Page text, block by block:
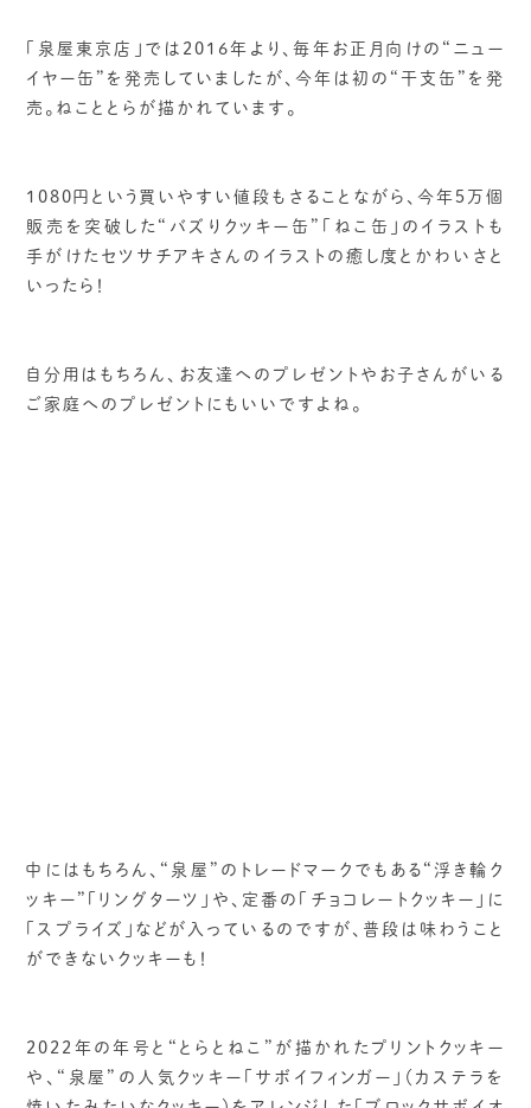
「泉屋東京店」では2016年より、毎年お正月向けの“ニュー
イヤー缶”を発売していましたが、今年は初の“干支缶”を発
売。ねこととらが描かれています。
1080円という買いやすい値段もさることながら、今年５万個
販売を突破した“バズりクッキー缶”「ねこ缶」のイラストも
手がけたセツサチアキさんのイラストの癒し度とかわいさと
いったら！
自分用はもちろん、お友達へのプレゼントやお子さんがいる
ご家庭へのプレゼントにもいいですよね。
中にはもちろん、“泉屋”のトレードマークでもある“浮き輪ク
ッキー”「リングターツ」や、定番の「チョコレートクッキー」に
「スプライズ」などが入っているのですが、普段は味わうこと
ができないクッキーも！
2022年の年号と“とらとねこ”が描かれたプリントクッキー
や、“泉屋”の人気クッキー「サボイフィンガー」（カステラを